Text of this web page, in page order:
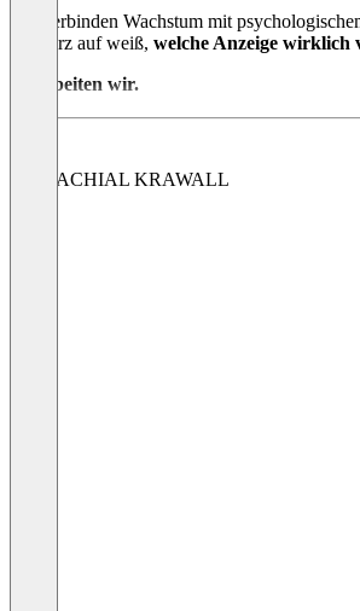
Wir verbinden Wachstum mit
schwarz auf weiß, welche Anzeige wirklich
So arbeiten wir.
Performance Marketing ist unser täglich Brot.